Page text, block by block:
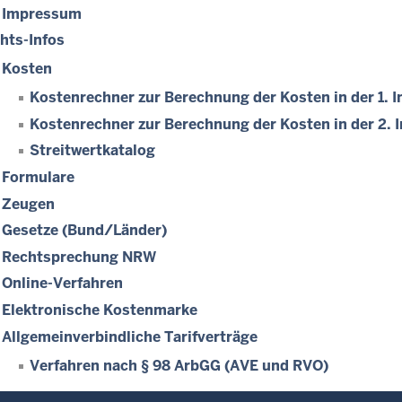
Impressum
Infos
Kosten
Kostenrechner zur Berechnung der Kosten in der 1.
Kostenrechner zur Berechnung der Kosten in der 2.
Streitwertkatalog
Formulare
Zeugen
Gesetze (Bund/Länder)
Rechtsprechung NRW
Online-Verfahren
Elektronische Kostenmarke
Allgemeinverbindliche Tarifverträge
Verfahren nach § 98 ArbGG (AVE und RVO)